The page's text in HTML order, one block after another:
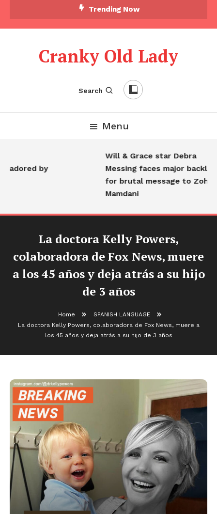
Trending Now
Cranky Old Lady
Search
Menu
adored by
Will & Grace star Debra
Messing faces major backlash
for brutal message to Zohran
Mamdani
La doctora Kelly Powers,
colaboradora de Fox News, muere
a los 45 años y deja atrás a su hijo
de 3 años
Home
SPANISH LANGUAGE
La doctora Kelly Powers, colaboradora de Fox News, muere a
los 45 años y deja atrás a su hijo de 3 años